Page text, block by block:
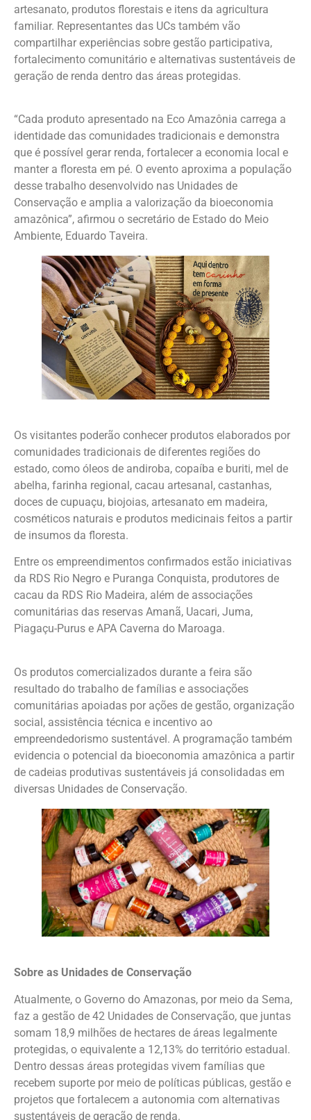
artesanato, produtos florestais e itens da agricultura
familiar. Representantes das UCs também vão
compartilhar experiências sobre gestão participativa,
fortalecimento comunitário e alternativas sustentáveis de
geração de renda dentro das áreas protegidas.
“Cada produto apresentado na Eco Amazônia carrega a
identidade das comunidades tradicionais e demonstra
que é possível gerar renda, fortalecer a economia local e
manter a floresta em pé. O evento aproxima a população
desse trabalho desenvolvido nas Unidades de
Conservação e amplia a valorização da bioeconomia
amazônica”, afirmou o secretário de Estado do Meio
Ambiente, Eduardo Taveira.
Os visitantes poderão conhecer produtos elaborados por
comunidades tradicionais de diferentes regiões do
estado, como óleos de andiroba, copaíba e buriti, mel de
abelha, farinha regional, cacau artesanal, castanhas,
doces de cupuaçu, biojoias, artesanato em madeira,
cosméticos naturais e produtos medicinais feitos a partir
de insumos da floresta.
Entre os empreendimentos confirmados estão iniciativas
da RDS Rio Negro e Puranga Conquista, produtores de
cacau da RDS Rio Madeira, além de associações
comunitárias das reservas Amanã, Uacari, Juma,
Piagaçu-Purus e APA Caverna do Maroaga.
Os produtos comercializados durante a feira são
resultado do trabalho de famílias e associações
comunitárias apoiadas por ações de gestão, organização
social, assistência técnica e incentivo ao
empreendedorismo sustentável. A programação também
evidencia o potencial da bioeconomia amazônica a partir
de cadeias produtivas sustentáveis já consolidadas em
diversas Unidades de Conservação.
Sobre as Unidades de Conservação
Atualmente, o Governo do Amazonas, por meio da Sema,
faz a gestão de 42 Unidades de Conservação, que juntas
somam 18,9 milhões de hectares de áreas legalmente
protegidas, o equivalente a 12,13% do território estadual.
Dentro dessas áreas protegidas vivem famílias que
recebem suporte por meio de políticas públicas, gestão e
projetos que fortalecem a autonomia com alternativas
sustentáveis de geração de renda.